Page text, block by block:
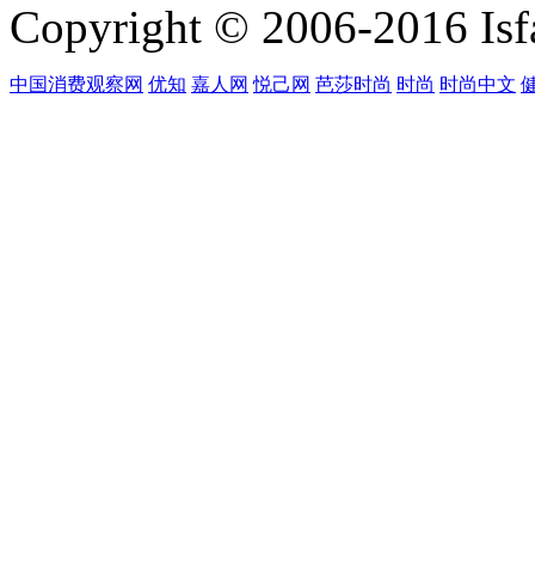
Copyright © 2006-2016
中国消费观察网 优知 嘉人网 悦己网 芭莎时尚 时尚 时尚中文